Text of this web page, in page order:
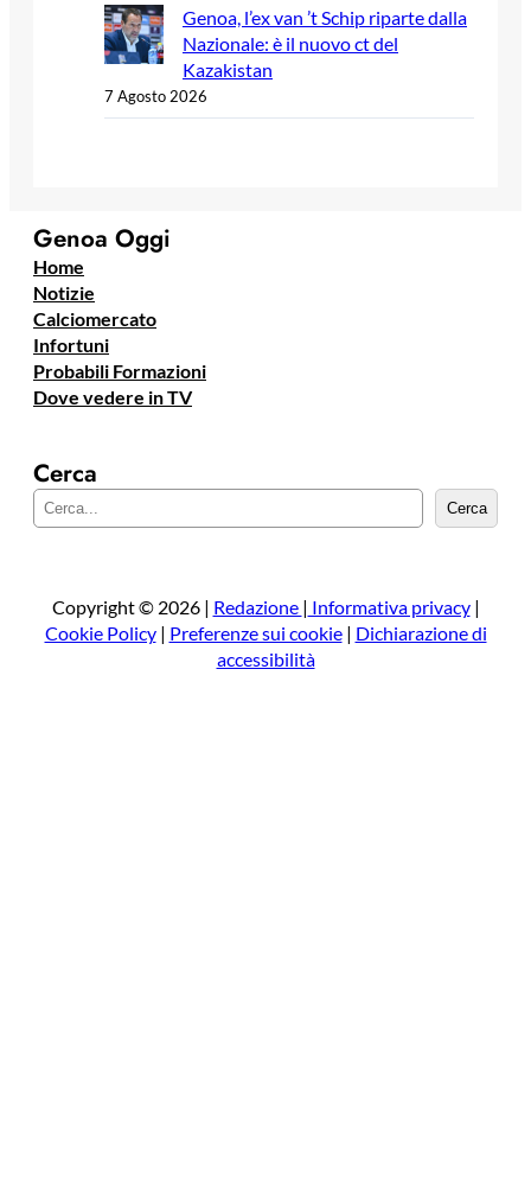
Genoa, l’ex van ’t Schip riparte dalla
Nazionale: è il nuovo ct del
Kazakistan
7 Agosto 2026
Genoa Oggi
Home
Notizie
Calciomercato
Infortuni
Probabili Formazioni
Dove vedere in TV
Cerca
e
a
Cerca
Copyright © 2026 | Redazione | Informativa privacy|
Cookie Policy| Preferenze sui cookie| Dichiarazione di
accessibilità